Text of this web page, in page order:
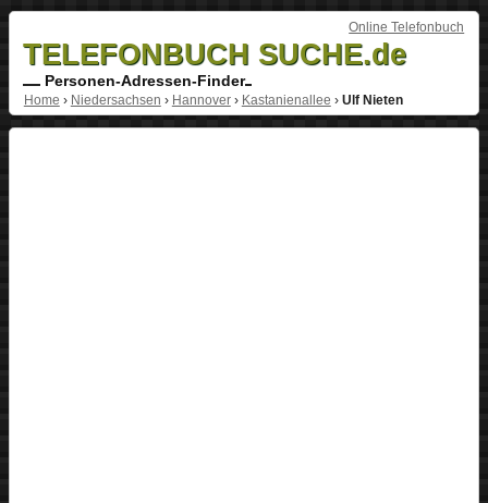
Online Telefonbuch
TELEFONBUCH SUCHE.de
Personen-Adressen-Finder
Home › Niedersachsen › Hannover› Kastanienallee › Ulf Nieten